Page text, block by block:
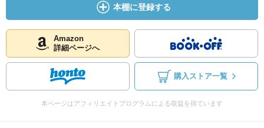
本棚に登録する
Amazon
詳細ページへ
購入ストア一覧
本ページはアフィリエイトプログラムによる収益を得ています